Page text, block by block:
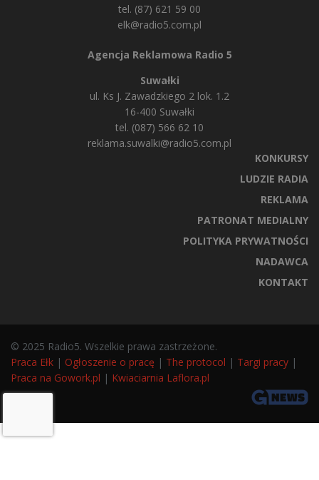
tel. (87) 621 59 00
elk@radio5.com.pl
Agencja Reklamowa Radio 5
Suwałki
ul. Ks J. Zawadzkiego 2 lok. 1.2
16-400 Suwałki
tel. (087) 566 62 10
reklama.suwalki@radio5.com.pl
KONKURSY
LUDZIE RADIA
REKLAMA
PATRONAT MEDIALNY
POLITYKA PRYWATNOŚCI
NADAWCA
KONTAKT
© 2025 Radio5. Wszelkie prawa zastrzeżone.
Praca Ełk | Ogłoszenie o pracę | The protocol | Targi pracy |
Praca na Gowork.pl | Kwiaciarnia Laflora.pl